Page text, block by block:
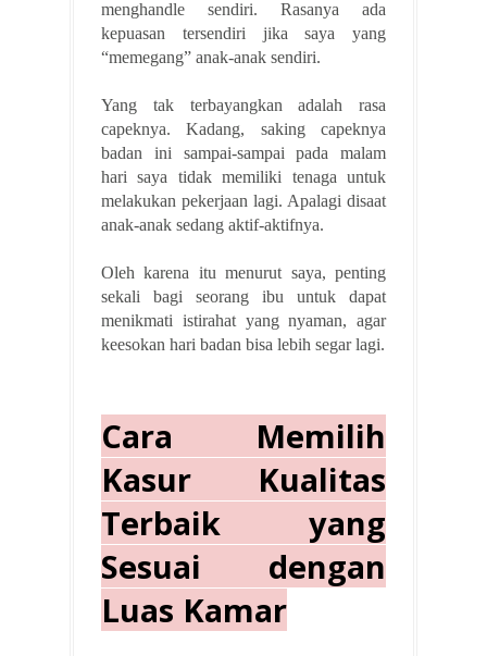
menghandle sendiri. Rasanya ada
kepuasan tersendiri jika saya yang
“memegang” anak-anak sendiri.
Yang tak terbayangkan adalah rasa
capeknya. Kadang, saking capeknya
badan ini sampai-sampai pada malam
hari saya tidak memiliki tenaga untuk
melakukan pekerjaan lagi. Apalagi disaat
anak-anak sedang aktif-aktifnya.
Oleh karena itu menurut saya, penting
sekali bagi seorang ibu untuk dapat
menikmati istirahat yang nyaman, agar
keesokan hari badan bisa lebih segar lagi.
Cara Memilih
Kasur Kualitas
Terbaik yang
Sesuai dengan
Luas Kamar